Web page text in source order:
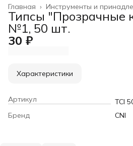
Инструменты и
Главная ›
Типсы "Прозрачные
№1, 50 шт.
30 ₽
Характеристики
Артикул
TCI
Бренд
CNI